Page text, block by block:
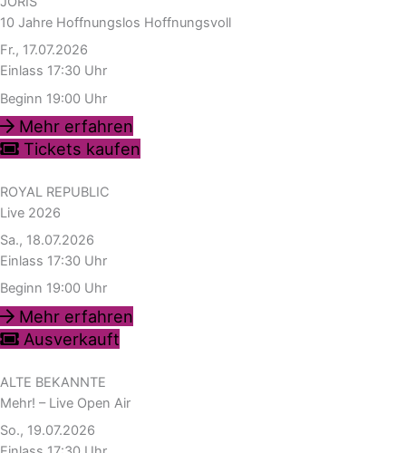
10 Jahre Hoffnungslos Hoffnungsvoll
Fr., 17.07.2026
Einlass 17:30 Uhr
Beginn 19:00 Uhr
Mehr erfahren
Tickets kaufen
ROYAL REPUBLIC
Live 2026
Sa., 18.07.2026
Einlass 17:30 Uhr
Beginn 19:00 Uhr
Mehr erfahren
Ausverkauft
ALTE BEKANNTE
Mehr! – Live Open Air
So., 19.07.2026